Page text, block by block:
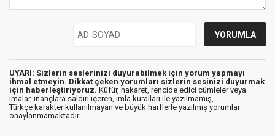
UYARI: Sizlerin seslerinizi duyurabilmek için yorum yapmayı
ihmal etmeyin. Dikkat çeken yorumları sizlerin sesinizi duyurmak
için haberleştiriyoruz. Küfür, hakaret, rencide edici cümleler veya
imalar, inançlara saldırı içeren, imla kuralları ile yazılmamış,
Türkçe karakter kullanılmayan ve büyük harflerle yazılmış yorumlar
onaylanmamaktadır.